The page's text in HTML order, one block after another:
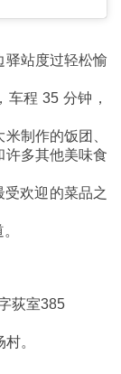
驿站度过轻松愉
车程 35 分钟，
制作的饭团、
许多其他美味食
欢迎的菜品之
荻室385
。